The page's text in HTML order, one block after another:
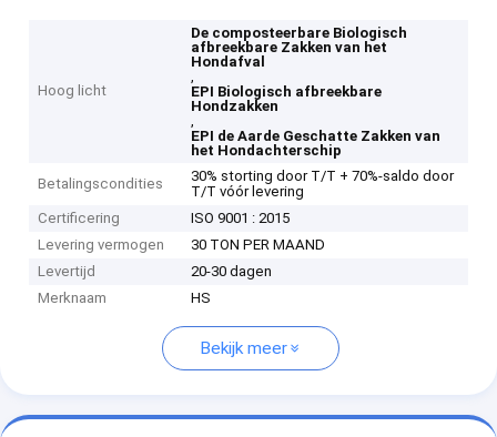
Hoog licht
De composteerbare Biologisch
afbreekbare Zakken van het
Hondafval
,
EPI Biologisch afbreekbare
Hondzakken
,
EPI de Aarde Geschatte Zakken van
het Hondachterschip
Betalingscondities
30% storting door T/T + 70%-saldo door
T/T vóór levering
Certificering
ISO 9001 : 2015
Levering vermogen
30 TON PER MAAND
Levertijd
20-30 dagen
Merknaam
HS
Bekijk meer